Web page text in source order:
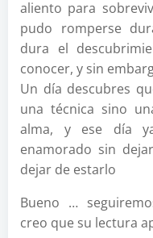
aliento para
pudo romperse
dura el
conocer, y sin
Un día descubres
una técnica sino
alma, y ese día
enamorado sin
dejar de estarlo
Bueno …
creo que su lectura